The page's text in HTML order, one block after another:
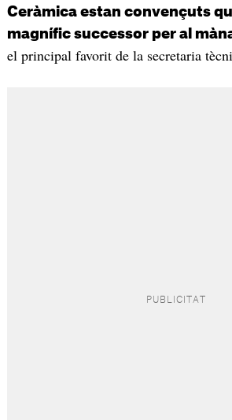
Ceràmica estan convençuts
magnífic successor per al
el principal favorit de la secretaria